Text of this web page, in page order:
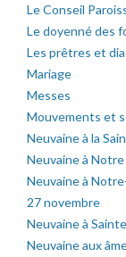
Le Conseil
Le doyenné des
Les prêtres et
Mariage
Messes
Mouvements et
Neuvaine à la
Neuvaine à Notre
Neuvaine à
27 novembre
Neuvaine à
Neuvaine aux